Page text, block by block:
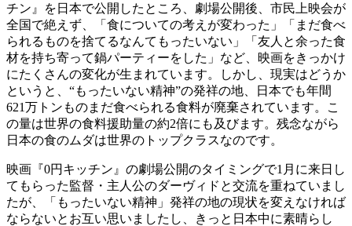
チン』を日本で公開したところ、劇場公開後、市民上映会が
全国で絶えず、「食についての考えが変わった」「まだ食べ
られるものを捨てるなんてもったいない」「友人と余った食
材を持ち寄って鍋パーティーをした」など、映画をきっかけ
にたくさんの変化が生まれています。しかし、現実はどうか
というと、“もったいない精神”の発祥の地、日本でも年間
621万トンものまだ食べられる食料が廃棄されています。こ
の量は世界の食料援助量の約2倍にも及びます。残念ながら
日本の食のムダは世界のトップクラスなのです。
映画『0円キッチン』の劇場公開のタイミングで1月に来日し
てもらった監督・主人公のダーヴィドと交流を重ねていまし
たが、「もったいない精神」発祥の地の現状を変えなければ
ならないとお互い思いましたし、きっと日本中に素晴らし